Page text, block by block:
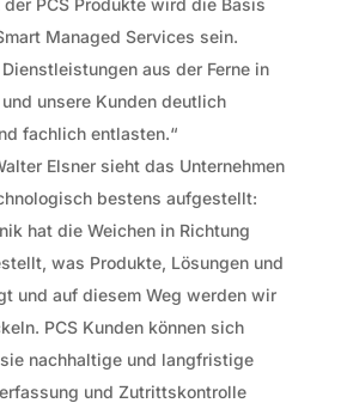
Managed Services sein.
aus der Ferne in
unsere Kunden deutlich
fachlich entlasten.“
Elsner sieht das Unternehmen
bestens aufgestellt:
hat die Weichen in Richtung
was Produkte, Lösungen und
und auf diesem Weg werden wir
PCS Kunden können sich
nachhaltige und langfristige
und Zutrittskontrolle